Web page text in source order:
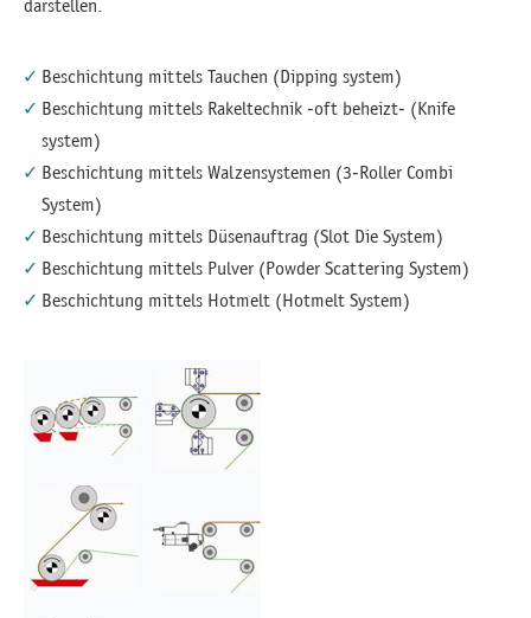
darstellen.
Beschichtung mittels Tauchen (Dipping system)
Beschichtung mittels Rakeltechnik -oft beheizt- (Knife
system)
Beschichtung mittels Walzensystemen (3-Roller Combi
System)
Beschichtung mittels Düsenauftrag (Slot Die System)
Beschichtung mittels Pulver (Powder Scattering System)
Beschichtung mittels Hotmelt (Hotmelt System)